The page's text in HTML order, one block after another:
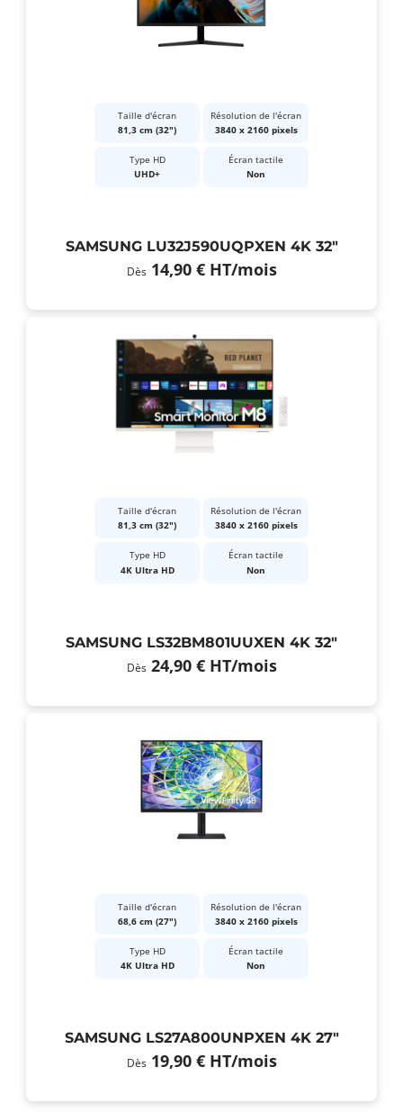
Taille d'écran
81,3 cm (32")
Résolution de l'écran
3840 x 2160 pixels
Type HD
UHD+
Écran tactile
Non
SAMSUNG LU32J590UQPXEN 4K 32"
Dès 14,90 € HT/mois
Taille d'écran
81,3 cm (32")
Résolution de l'écran
3840 x 2160 pixels
Type HD
4K Ultra HD
Écran tactile
Non
SAMSUNG LS32BM801UUXEN 4K 32"
Dès 24,90 € HT/mois
Taille d'écran
68,6 cm (27")
Résolution de l'écran
3840 x 2160 pixels
Type HD
4K Ultra HD
Écran tactile
Non
SAMSUNG LS27A800UNPXEN 4K 27"
Dès 19,90 € HT/mois